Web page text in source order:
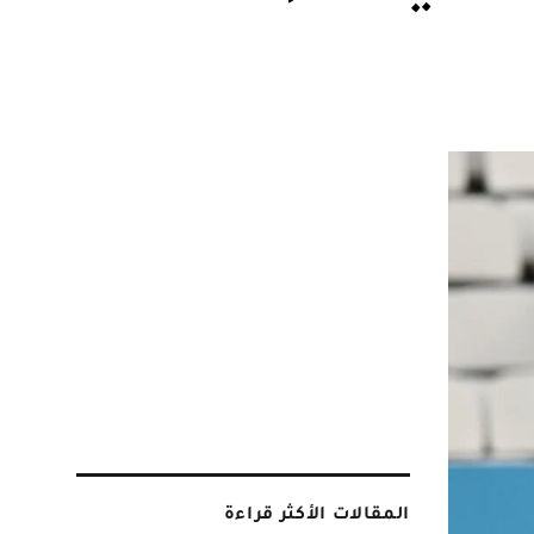
المقالات الأكثر قراءة